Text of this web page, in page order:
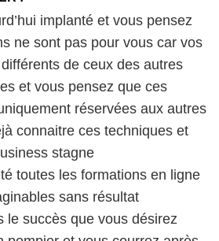
implanté et vous pensez
ne sont pas pour vous car vos
de ceux des autres
et vous pensez que ces
réservées aux autres
connaitre ces techniques et
stagne
toutes les formations en ligne
sans résultat
le succès que vous désirez